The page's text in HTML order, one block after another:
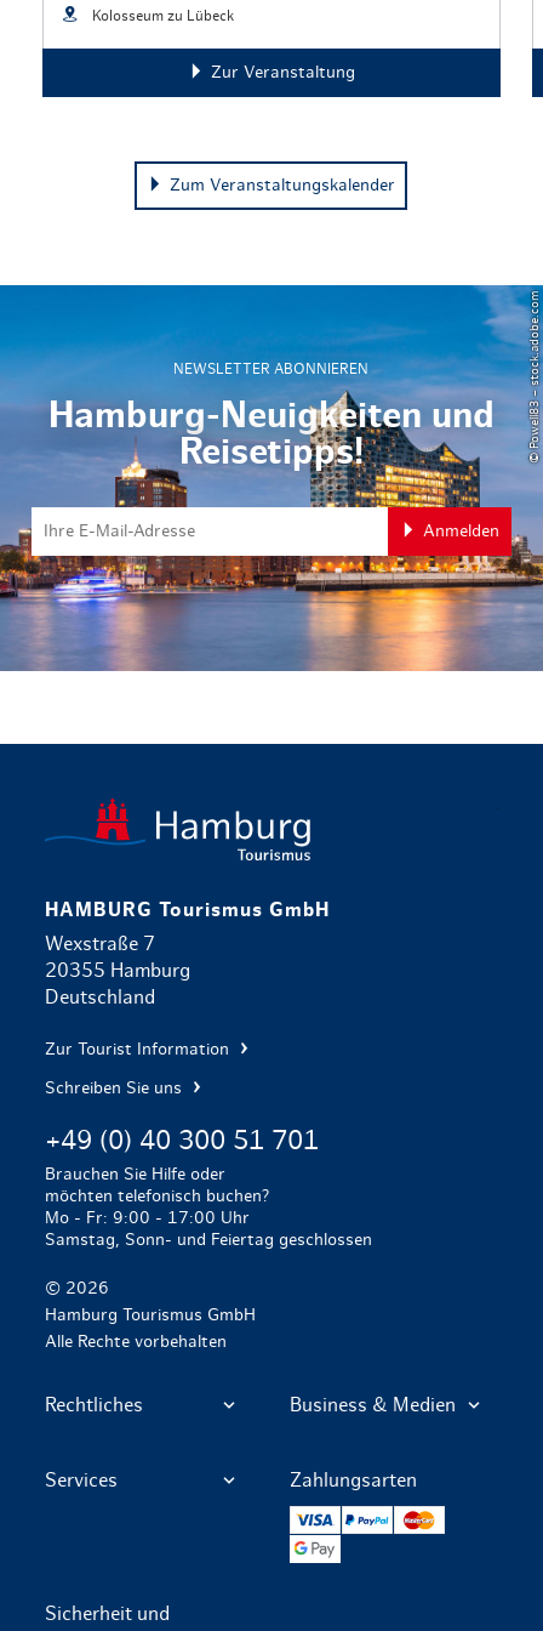
Kolosseum zu Lübeck
Zur Veranstaltung
Zum Veranstaltungskalender
NEWSLETTER ABONNIEREN
Hamburg-Neuigkeiten und
Reisetipps!
Anmelden
© Powell83 – stock.adobe.com
HAMBURG Tourismus GmbH
Wexstraße 7
20355 Hamburg
Deutschland
Zur Tourist Information
Schreiben Sie uns
+49 (0) 40 300 51 701
Brauchen Sie Hilfe oder
möchten telefonisch buchen?
Mo - Fr: 9:00 - 17:00 Uhr
Samstag, Sonn- und Feiertag geschlossen
© 2026
Hamburg Tourismus GmbH
Alle Rechte vorbehalten
Rechtliches Business & Medien
Services Zahlungsarten
VISA PayPal
Sicherheit und